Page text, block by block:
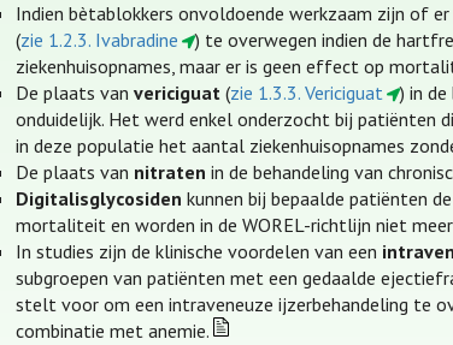
Indien bètablokkers onvoldoende werkzaam zijn of
(zie 1.2.3. Ivabradine
) te overwegen indien de
ziekenhuisopnames, maar er is geen effect op
De plaats van vericiguat(zie 1.3.3. Vericiguat
) in
onduidelijk. Het werd enkel onderzocht bij patiënten
in deze populatie het aantal ziekenhuisopnames
De plaats van nitraten in de behandeling van
Digitalisglycosiden kunnen bij bepaalde patiënten
mortaliteit en worden in de WOREL-richtlijn niet
In studies zijn de klinische voordelen van een
subgroepen van patiënten met een gedaalde
stelt voor om een intraveneuze ijzerbehandeling te
combinatie met anemie.